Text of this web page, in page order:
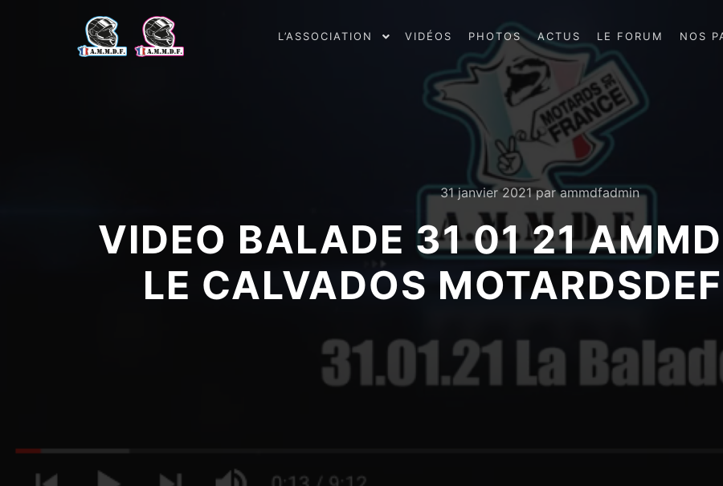
L’ASSOCIATION VIDÉOS PHOTOS ACTUS LE FORUM NOS
31 janvier 2021parammdfadmin
VIDEO BALADE 31 01 21
LE CALVADOS